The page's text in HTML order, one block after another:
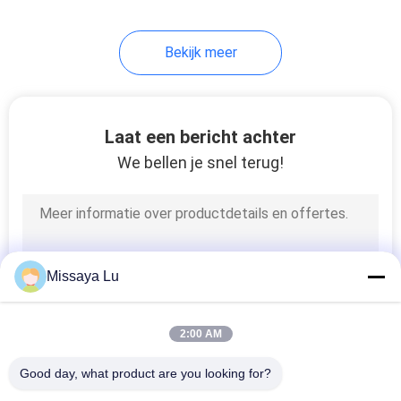
FM 200 Cilinders
Novec 1230
Cilinders
Bekijk meer
Laat een bericht achter
We bellen je snel terug!
Missaya Lu
2:00 AM
Good day, what product are you looking for?